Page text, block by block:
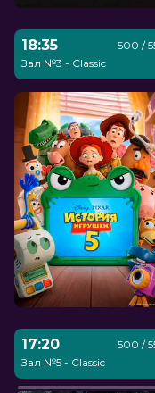
18:35
Зал №3 - Classic
500 /
17:20
Зал №5 - Classic
500 /